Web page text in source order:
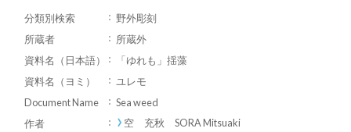
分類別検索
野外彫刻
所蔵者
所蔵外
資料名（日本語）
「ゆれも」揺藻
資料名（ヨミ）
ユレモ
Document Name
Sea weed
作者
空 充秋 SORA Mitsuaki